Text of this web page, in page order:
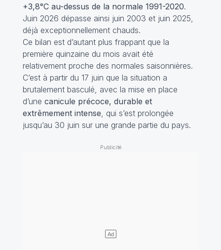
+3,8°C au-dessus de la normale 1991-2020.
Juin 2026 dépasse ainsi juin 2003 et juin 2025,
déjà exceptionnellement chauds.
Ce bilan est d’autant plus frappant que la
première quinzaine du mois avait été
relativement proche des normales saisonnières.
C’est à partir du 17 juin que la situation a
brutalement basculé, avec la mise en place
d’une canicule précoce, durable et
extrêmement intense , qui s’est prolongée
jusqu’au 30 juin sur une grande partie du pays.